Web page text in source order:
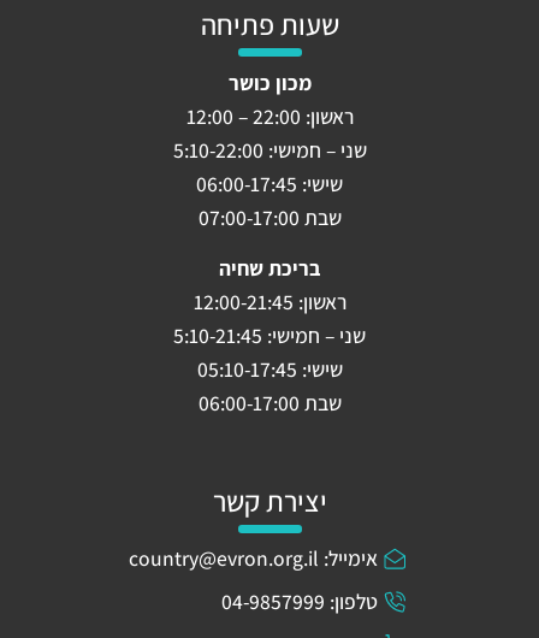
שעות פתיחה
מכון כושר
ראשון: 22:00 – 12:00
שני – חמישי: 5:10-22:00
שישי: 06:00-17:45
שבת 07:00-17:00
בריכת שחיה
ראשון: 12:00-21:45
שני – חמישי: 5:10-21:45
שישי: 05:10-17:45
שבת 06:00-17:00
יצירת קשר
אימייל: country@evron.org.il
טלפון: 04-9857999